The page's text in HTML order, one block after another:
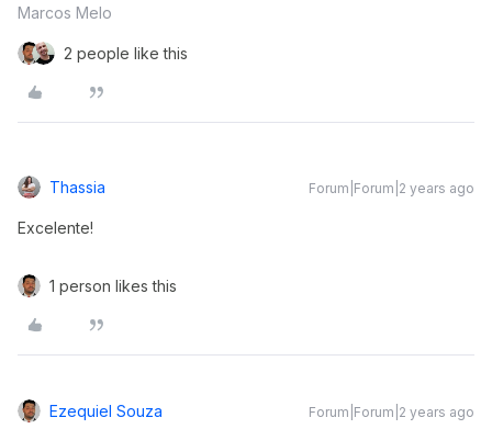
Marcos Melo
2 people like this
Thassia Forum|Forum|2 years ago
Excelente!
1 person likes this
Ezequiel Souza Forum|Forum|2 years ago